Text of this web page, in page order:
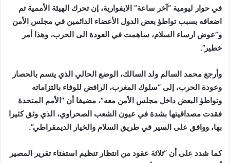
في حوار ليومية “آخر ساعة” الايفوارية، إن تحرك الهيئة الأممية تم
اضعافه بسبب تواطؤ بعض الدول الأعضاء الدائمين في مجلس الأمن
و”عوض ارساء السلام، ساهمت في العودة الى الحرب، وهذا أمر
خطير”.
وأرجع محمد السالم ولد السالك، الوضع الحالي الذي يتسم بالحصار
وعودة الحرب، إلى “سلوك المغرب، الرافض للوفاء بالتزاماته
وتواطؤ البعض داخل مجلس الأمن معه”، مضيفا أن “الأمم المتحدة
فقدت مصداقيتها بشدة في عيون الشعب الصحراوي، الذي وثق كثيرا
بها، ووافق على السير في طريق السلام والخيار الديمقراطي”.
كما شدد على أن “ثلاثة عقود من انتظار تنظيم استفتاء تقرير المصير